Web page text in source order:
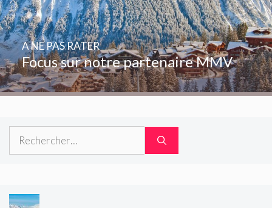
Focus sur notre partenaire MMV
A NE PAS RATER